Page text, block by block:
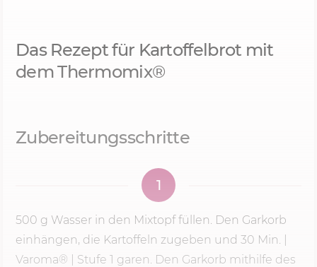
Das Rezept für Kartoffelbrot mit
dem Thermomix®
Zubereitungsschritte
1
500 g Wasser in den Mixtopf füllen. Den Garkorb
einhängen, die Kartoffeln zugeben und 30 Min.
Varoma® | Stufe 1 garen. Den Garkorb mithilfe des